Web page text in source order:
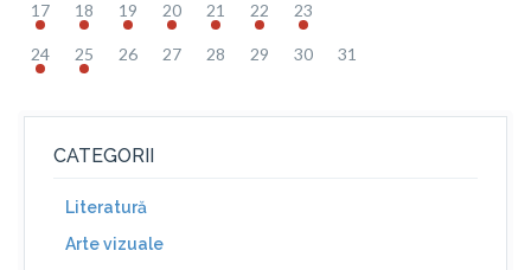
17 18 19 20 21 22 23
24 25 26 27 28 29 30 31
CATEGORII
Literatură
Arte vizuale